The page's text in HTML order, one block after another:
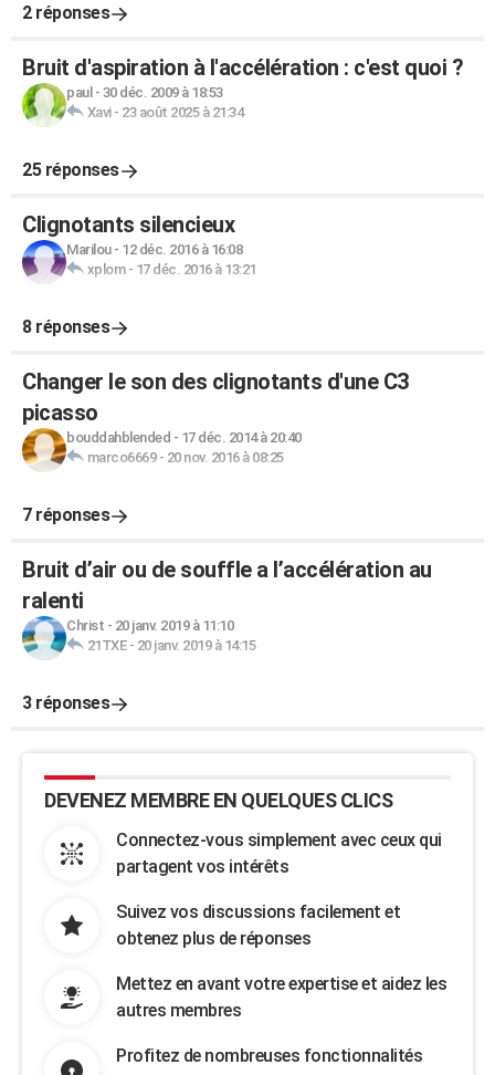
2 réponses
Bruit d'aspiration à l'accélération : c'est quoi ?
paul - 30 déc. 2009 à 18:53
Xavi- 23 août 2025 à 21:34
25 réponses
Clignotants silencieux
Marilou- 12 déc. 2016 à 16:08
xplom- 17 déc. 2016 à 13:21
8 réponses
Changer le son des clignotants d'une C3
picasso
bouddahblended - 17 déc. 2014 à 20:40
marco6669- 20 nov. 2016 à 08:25
7 réponses
Bruit d’air ou de souffle a l’accélération au
ralenti
Christ - 20 janv. 2019 à 11:10
21TXE- 20 janv. 2019 à 14:15
3 réponses
DEVENEZ MEMBRE EN QUELQUES CLICS
Connectez-vous simplement avec ceux qui
partagent vos intérêts
Suivez vos discussions facilement et
obtenez plus de réponses
Mettez en avant votre expertise et aidez les
autres membres
Profitez de nombreuses fonctionnalités